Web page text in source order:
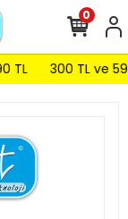
300 TL ve
0